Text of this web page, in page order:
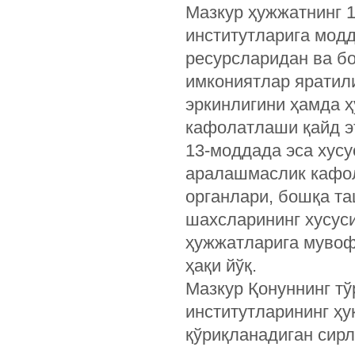
Мазкур ҳужжатнинг
институтларига
ресурсларидан ва
имкониятлар
эркинлигини ҳамда
кафолатлаши қайд
13-моддада эса
аралашмаслик
органлари, бошқа
шахсларининг
ҳужжатларига
ҳақи йўқ.
Мазкур Қонуннинг
институтларининг
қўриқланадиган